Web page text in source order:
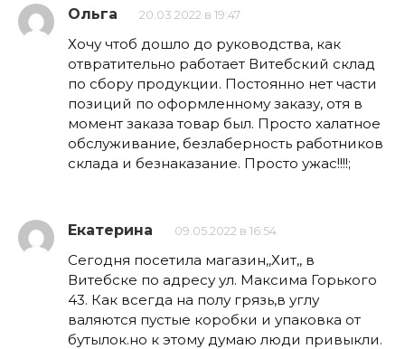
Ольга 20.03.2022 в 19:47
Хочу чтоб дошло до руководства, как
отвратительно работает Витебский склад
по сбору продукции. Постоянно нет части
позиций по оформленному заказу, отя в
момент заказа товар был. Просто халатное
обслуживание, безлаберность работников
склада и безнаказание. Просто ужас!!!!;
Екатерина 09.05.2022 в 16:54
Сегодня посетила магазин,,Хит,, в
Витебске по адресу ул. Максима Горького
43. Как всегда на полу грязь,в углу
валяются пустые коробки и упаковка от
бутылок.но к этому думаю люди привыкли.